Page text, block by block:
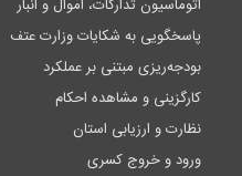
اتوماسیون تدارکات، اموال و انبار
پاسخگویی به شکایات وزارت عتف
بودجه‌ریزی مبتنی بر عملکرد
کارگزینی و مشاهده احکام
نظارت و ارزیابی استان
ورود و خروج کسری